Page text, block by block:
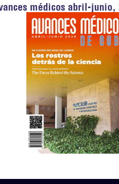
médicos abril-junio,